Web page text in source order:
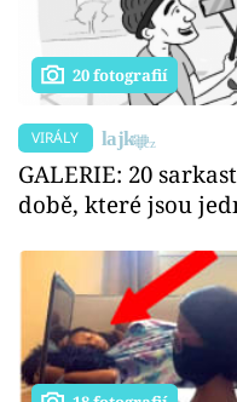
20 fotografií
VIRÁLY
GALERIE: 20
době, které jsou